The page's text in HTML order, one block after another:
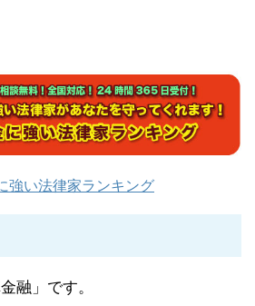
強い法律家ランキング
融」です。